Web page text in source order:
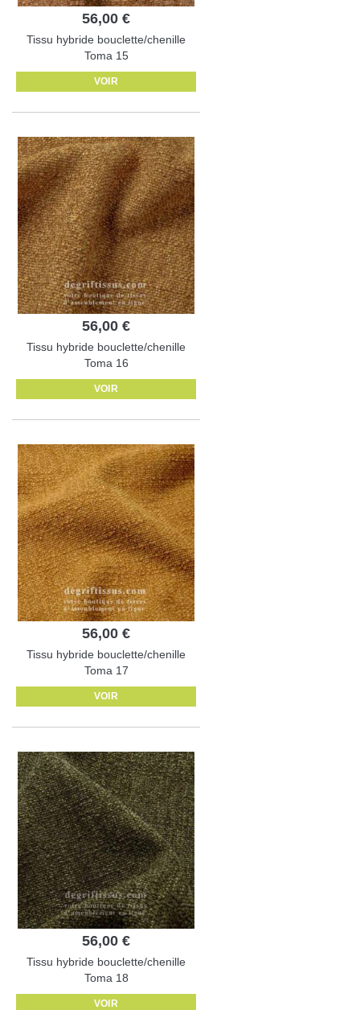
56,00 €
Tissu hybride bouclette/chenille
Toma 15
VOIR
56,00 €
Tissu hybride bouclette/chenille
Toma 16
VOIR
56,00 €
Tissu hybride bouclette/chenille
Toma 17
VOIR
56,00 €
Tissu hybride bouclette/chenille
Toma 18
VOIR